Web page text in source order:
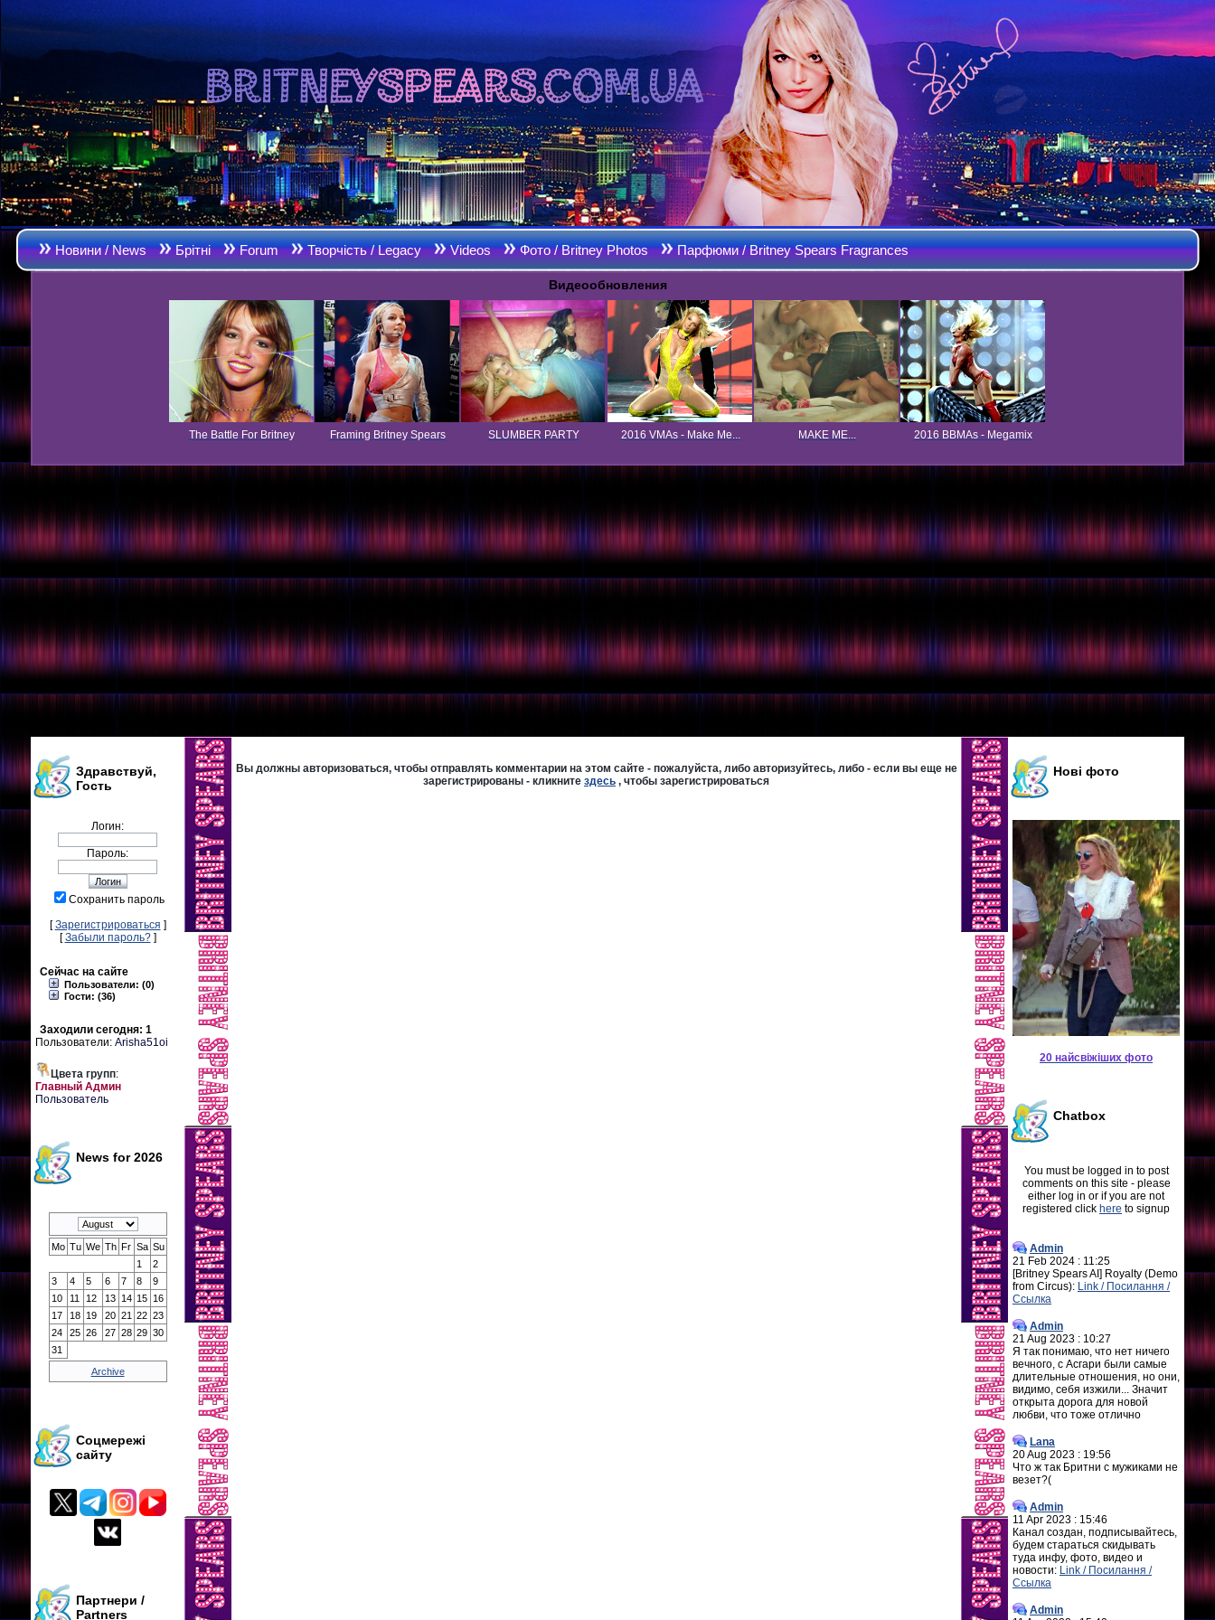
Новини / News Брітні Forum Творчість / Legacy Videos Фото / Britney Photos Парфюми / Britney Spears Fragrances
Видеообновления
The Battle For Britney Framing Britney Spears SLUMBER PARTY 2016 VMAs - Make Me... MAKE ME... 2016 BBMAs - Megamix
Здравствуй,
Гость
Логин:
Пароль:
Сохранить пароль
[Зарегистрироваться ]
[Забыли пароль?]
Сейчас на сайте
Пользователи: (0)
Гости: (36)
Заходили сегодня: 1
Пользователи: Arisha51oi
Цвета групп:
Главный Админ
Пользователь
News for 2026
Mo Tu We Th Fr Sa Su
1
2
3
4 5 6 7 8
9
10
11 12 13 14 15
16
17
18 19 20 21 22 23
24
25 26 27 28 29 30
31
Archive
Соцмережі
сайту
Партнери /
Partners
Вы должны авторизоваться, чтобы отправлять комментарии на этом сайте - пожалуйста, либо авторизуйтесь, либо - если вы еще не
зарегистрированы - кликните здесь , чтобы зарегистрироваться
Нові фото
20 найсвіжіших фото
Chatbox
You must be logged in to post
comments on this site - please
either log in or if you are not
registered click here to signup
Admin
21 Feb 2024 : 11:25
[Britney Spears AI] Royalty (Demo
from Circus): Link / Посилання /
Ссылка
Admin
21 Aug 2023 : 10:27
Я так понимаю, что нет ничего
вечного, с Асгари были самые
длительные отношения, но они,
видимо, себя изжили... Значит
открыта дорога для новой
любви, что тоже отлично
Lana
20 Aug 2023 : 19:56
Что ж так Бритни с мужиками не
везет?(
Admin
11 Apr 2023 : 15:46
Канал создан, подписывайтесь,
будем стараться скидывать
туда инфу, фото, видео и
новости: Link / Посилання /
Ссылка
Admin